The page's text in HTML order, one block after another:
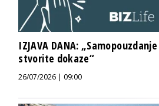
IZJAVA DANA:
stvorite dokaze“
26/07/2026 | 09:00